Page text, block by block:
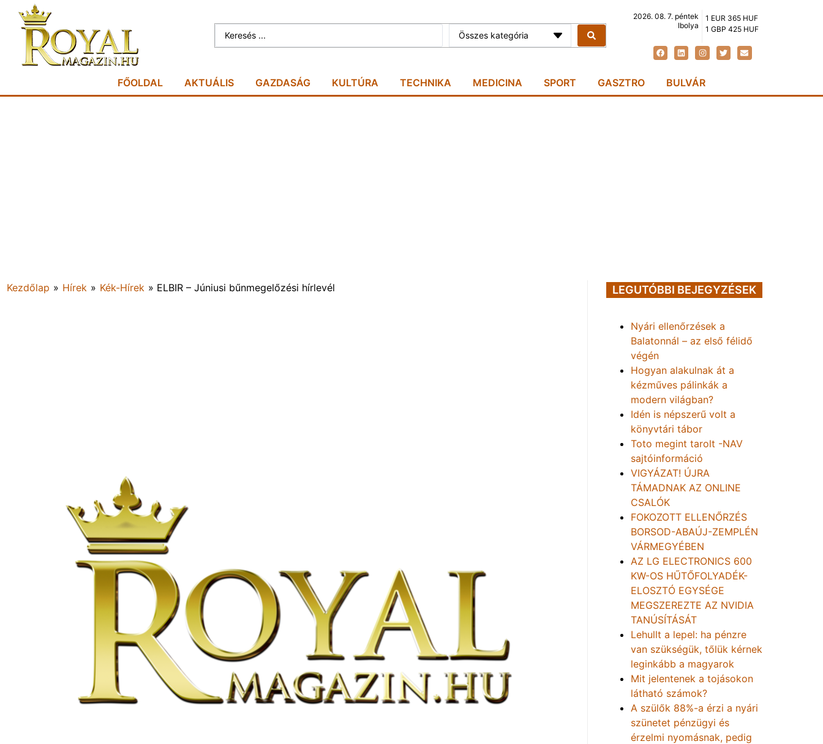
Összes kategória
2026. 08. 7. péntek
Ibolya
1 EUR 365 HUF
1 GBP 425 HUF
FŐOLDAL AKTUÁLIS GAZDASÁG KULTÚRA TECHNIKA MEDICINA SPORT GASZTRO BULVÁR
Kezdőlap » Hírek » Kék-Hírek » ELBIR – Júniusi bűnmegelőzési hírlevél LEGUTÓBBI BEJEGYZÉSEK
Nyári ellenőrzések a
Balatonnál – az első félidő
végén
Hogyan alakulnak át a
kézműves pálinkák a
modern világban?
Idén is népszerű volt a
könyvtári tábor
Toto megint tarolt -NAV
sajtóinformáció
VIGYÁZAT! ÚJRA
TÁMADNAK AZ ONLINE
CSALÓK
FOKOZOTT ELLENŐRZÉS
BORSOD-ABAÚJ-ZEMPLÉN
VÁRMEGYÉBEN
AZ LG ELECTRONICS 600
KW-OS HŰTŐFOLYADÉK-
ELOSZTÓ EGYSÉGE
MEGSZEREZTE AZ NVIDIA
TANÚSÍTÁSÁT
Lehullt a lepel: ha pénzre
van szükségük, tőlük kérnek
leginkább a magyarok
Mit jelentenek a tojásokon
látható számok?
A szülők 88%-a érzi a nyári
szünetet pénzügyi és
érzelmi nyomásnak, pedig